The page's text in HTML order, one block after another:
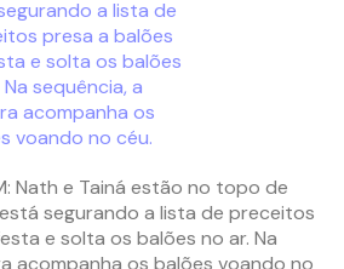
Nath e Tainá estão no topo de
segurando a lista de preceitos
e solta os balões no ar. Na
acompanha os balões voando no